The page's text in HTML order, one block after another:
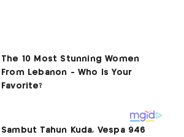
Sambut Tahun Kuda, Vespa 946